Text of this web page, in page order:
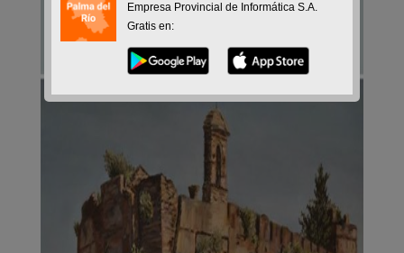
Empresa Provincial de Informática S.A.
Gratis en: